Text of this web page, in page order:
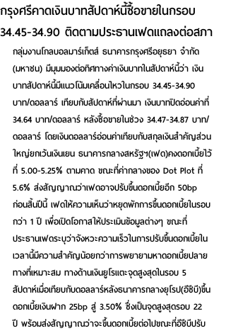
กรุงศรีคาดเงินบาทสัปดาห์นี้ซื้อขายในกรอบ
34.45-34.90 ติดตามประธานเฟดแถลงต่อสภา
กลุ่มงานโกลบอลมาร์เก็ตส์ ธนาคารกรุงศรีอยุธยา จำกัด
(มหาชน) มีมุมมองต่อทิศทางค่าเงินบาทในสัปดาห์นี้ว่า เงิน
บาทสัปดาห์นี้มีแนวโน้มเคลื่อนไหวในกรอบ 34.45-34.90
บาท/ดอลลาร์ เทียบกับสัปดาห์ที่ผ่านมา เงินบาทปิดอ่อนค่าที่
34.64 บาท/ดอลลาร์ หลังซื้อขายในช่วง 34.47-34.87 บาท/
ดอลลาร์ โดยเงินดอลลาร์อ่อนค่าเทียบกับสกุลเงินสำคัญส่วน
ใหญ่ยกเว้นเงินเยน ธนาคารกลางสหรัฐฯ(เฟด)คงดอกเบี้ยไว้
ที่ 5.00-5.25% ตามคาด ขณะที่ค่ากลางของ Dot Plot ที่
5.6% ส่งสัญญาณว่าเฟดอาจปรับขึ้นดอกเบี้ยอีก 50bp
ก่อนสิ้นปีนี้ เฟดให้ความเห็นว่าหยุดพักการขึ้นดอกเบี้ยในรอบ
กว่า 1 ปี เพื่อเปิดโอกาสให้ประเมินข้อมูลต่างๆ ขณะที่
ประธานเฟดระบุว่าจังหวะความเร็วในการปรับขึ้นดอกเบี้ยใน
เวลานี้มีความสำคัญน้อยกว่าการพยายามหาดอกเบี้ยปลาย
ทางที่เหมาะสม ทางด้านเงินยูโรแตะจุดสูงสุดในรอบ 5
สัปดาห์เมื่อเทียบกับดอลลาร์หลังธนาคารกลางยุโรป(อีซีบี)ขึ้น
ดอกเบี้ยเงินฝาก 25bp สู่ 3.50% ซึ่งเป็นจุดสูงสุดรอบ 22
ปี พร้อมส่งสัญญาณว่าจะขึ้นดอกเบี้ยต่อไปขณะที่อีซีบีปรับ